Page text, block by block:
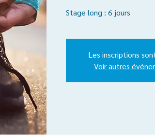
Stage long : 6 jours
Les inscriptions
Voir autres